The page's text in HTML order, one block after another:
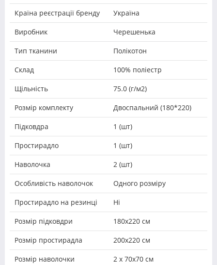
Країна реєстрації бренду Україна
Виробник Черешенька
Тип тканини Полікотон
Склад 100% поліестр
Щільність 75.0 (г/м2)
Розмір комплекту Двоспальний (180*220)
Підковдра 1 (шт)
Простирадло 1 (шт)
Наволочка 2 (шт)
Особливість наволочок Одного розміру
Простирадло на резинці Ні
Розмір підковдри 180х220 см
Розмір простирадла 200х220 см
Розмір наволочки 2 х 70х70 см